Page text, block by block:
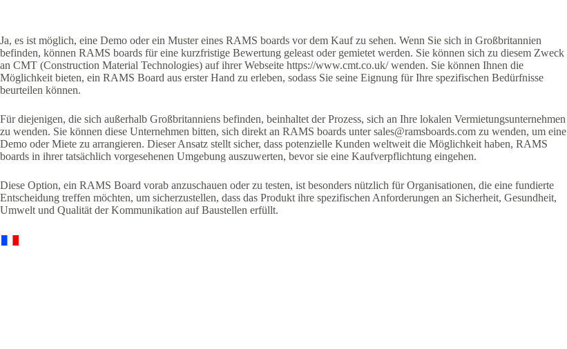
Ja, es ist möglich, eine Demo oder ein Muster eines RAMS boards vor dem Kauf zu sehen. Wenn Sie sich in Großbritannien
befinden, können RAMS boards für eine kurzfristige Bewertung geleast oder gemietet werden. Sie können sich zu diesem Zweck
an CMT (Construction Material Technologies) auf ihrer Webseite https://www.cmt.co.uk/ wenden. Sie können Ihnen die
Möglichkeit bieten, ein RAMS Board aus erster Hand zu erleben, sodass Sie seine Eignung für Ihre spezifischen Bedürfnisse
beurteilen können.
Für diejenigen, die sich außerhalb Großbritanniens befinden, beinhaltet der Prozess, sich an Ihre lokalen Vermietungsunternehmen
zu wenden. Sie können diese Unternehmen bitten, sich direkt an RAMS boards unter sales@ramsboards.com zu wenden, um eine
Demo oder Miete zu arrangieren. Dieser Ansatz stellt sicher, dass potenzielle Kunden weltweit die Möglichkeit haben, RAMS
boards in ihrer tatsächlich vorgesehenen Umgebung auszuwerten, bevor sie eine Kaufverpflichtung eingehen.
Diese Option, ein RAMS Board vorab anzuschauen oder zu testen, ist besonders nützlich für Organisationen, die eine fundierte
Entscheidung treffen möchten, um sicherzustellen, dass das Produkt ihre spezifischen Anforderungen an Sicherheit, Gesundheit,
Umwelt und Qualität der Kommunikation auf Baustellen erfüllt.